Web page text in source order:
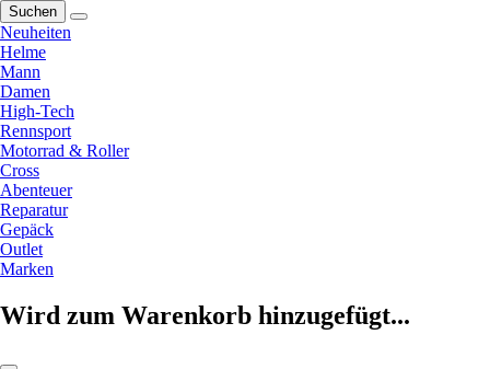
Suchen
Neuheiten
Helme
Mann
Damen
High-Tech
Rennsport
Motorrad & Roller
Cross
Abenteuer
Reparatur
Gepäck
Outlet
Marken
Wird zum Warenkorb hinzugefügt...